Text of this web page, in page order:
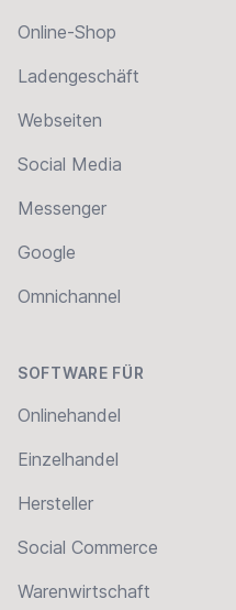
Online-Shop
Ladengeschäft
Webseiten
Social Media
Messenger
Google
Omnichannel
SOFTWARE FÜR
Onlinehandel
Einzelhandel
Hersteller
Social Commerce
Warenwirtschaft